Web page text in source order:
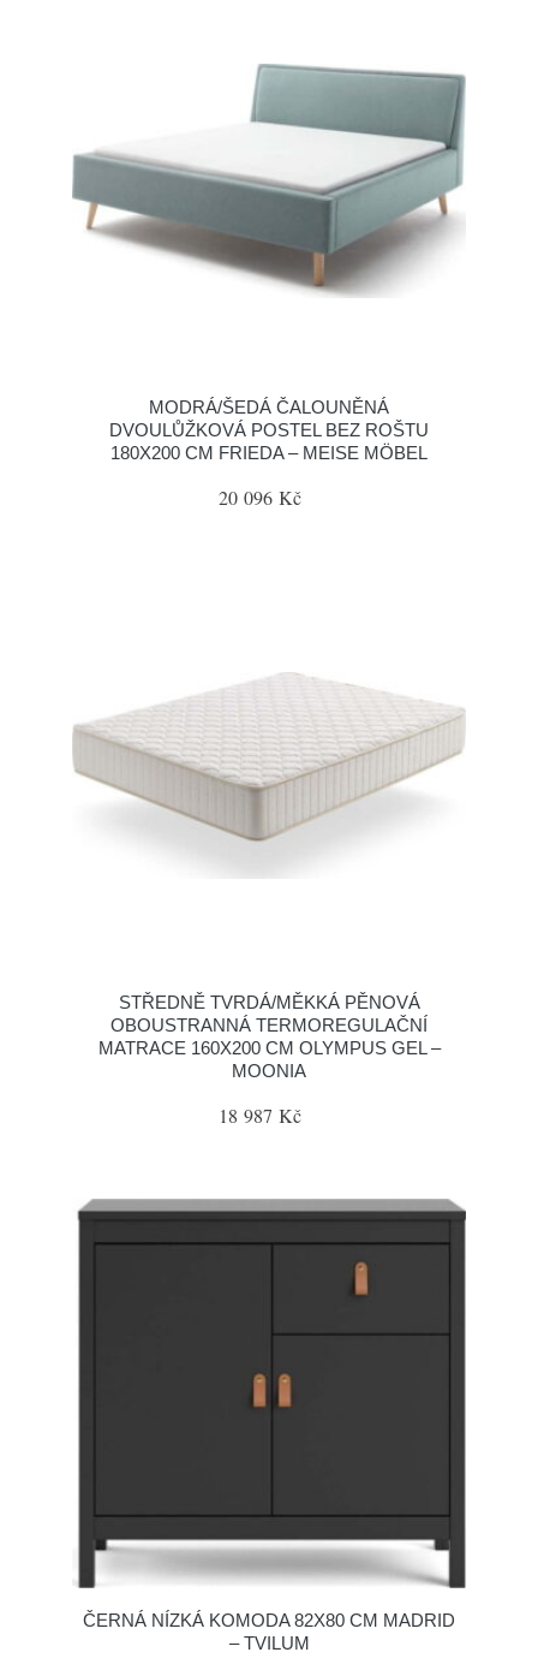
MODRÁ/ŠEDÁ ČALOUNĚNÁ
DVOULŮŽKOVÁ POSTEL BEZ ROŠTU
180X200 CM FRIEDA – MEISE MÖBEL
20 096 Kč
STŘEDNĚ TVRDÁ/MĚKKÁ PĚNOVÁ
OBOUSTRANNÁ TERMOREGULAČNÍ
MATRACE 160X200 CM OLYMPUS GEL –
MOONIA
18 987 Kč
ČERNÁ NÍZKÁ KOMODA 82X80 CM MADRID
– TVILUM